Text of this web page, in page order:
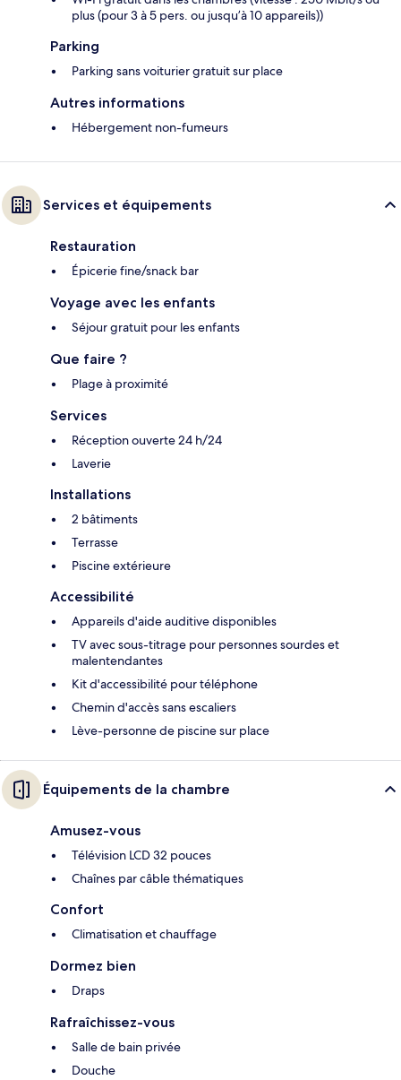
plus (pour 3 à 5 pers. ou jusqu’à 10 appareils))
Parking
Parking sans voiturier gratuit sur place
Autres informations
Hébergement non-fumeurs
Services et équipements
Restauration
Épicerie fine/snack bar
Voyage avec les enfants
Séjour gratuit pour les enfants
Que faire ?
Plage à proximité
Services
Réception ouverte 24 h/24
Laverie
Installations
2 bâtiments
Terrasse
Piscine extérieure
Accessibilité
Appareils d'aide auditive disponibles
TV avec sous-titrage pour personnes sourdes et
malentendantes
Kit d'accessibilité pour téléphone
Chemin d'accès sans escaliers
Lève-personne de piscine sur place
Équipements de la chambre
Amusez-vous
Télévision LCD 32 pouces
Chaînes par câble thématiques
Confort
Climatisation et chauffage
Dormez bien
Draps
Rafraîchissez-vous
Salle de bain privée
Douche